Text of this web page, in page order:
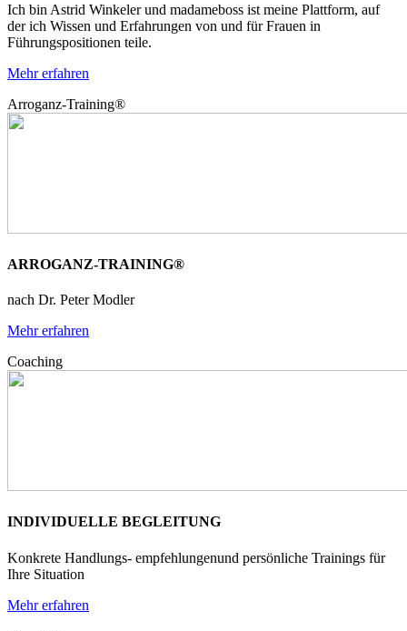
Ich bin Astrid Winkeler und madameboss ist meine Plattform, auf
der ich Wissen und Erfahrungen von und für Frauen in
Führungspositionen teile.
Mehr erfahren
Arroganz-Training®
ARROGANZ-TRAINING®
nach Dr. Peter Modler
Mehr erfahren
Coaching
INDIVIDUELLE BEGLEITUNG
Konkrete Handlungs- empfehlungenund persönliche Trainings für
Ihre Situation
Mehr erfahren